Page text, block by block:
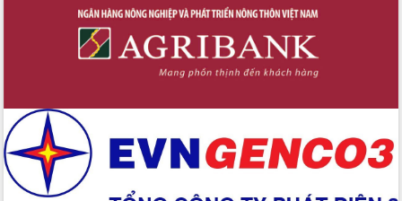
trao đổi thông tin trước Kỳ họp thứ
nhất, Quốc hội khóa XVI
Quyết liệt cải cách hành chính, khơi
tỉnh thông qua hiện đại hóa hành chính
Xã Ea Phê gắn cải cách hành chính với
chuyển đổi số
Phó Chủ tịch Thường trực UBND tỉnh
Hồ Thị Nguyên Thảo làm việc tại Trung